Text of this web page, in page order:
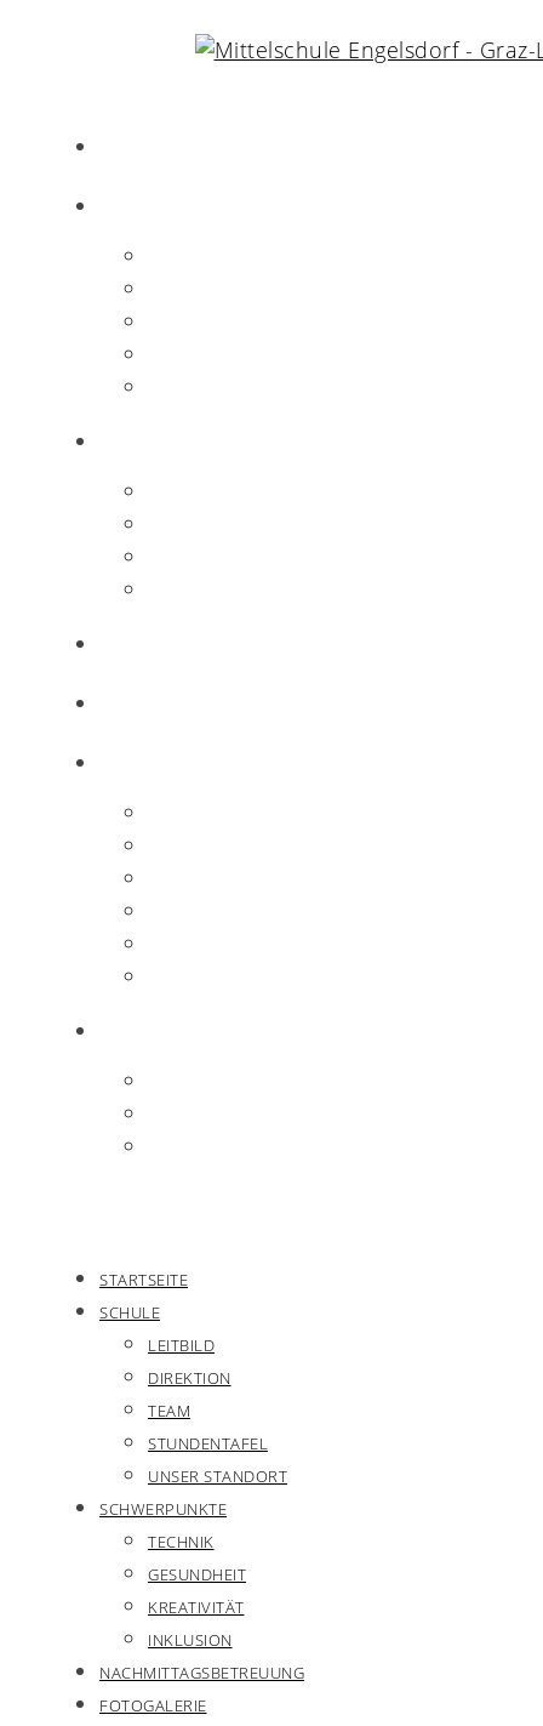
STARTSEITE
SCHULE
LEITBILD
DIREKTION
TEAM
STUNDENTAFEL
UNSER STANDORT
SCHWERPUNKTE
TECHNIK
GESUNDHEIT
KREATIVITÄT
INKLUSION
NACHMITTAGSBETREUUNG
FOTOGALERIE